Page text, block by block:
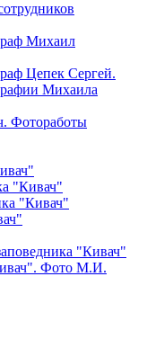
Михаил
Цепек Сергей.
Михаила
Фотоработы
"Кивач"
"Кивач"
"Кивач"
Фото М.И.